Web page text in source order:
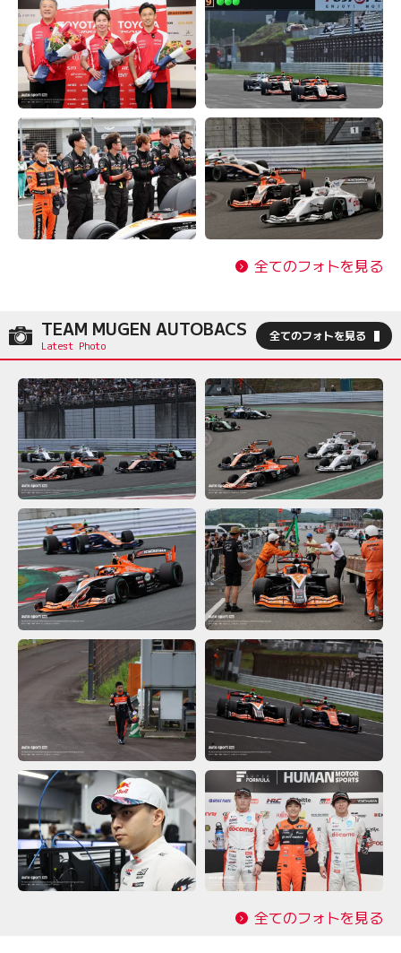
全てのフォトを見る
TEAM MUGEN AUTOBACS 全てのフォトを見る
全てのフォトを見る